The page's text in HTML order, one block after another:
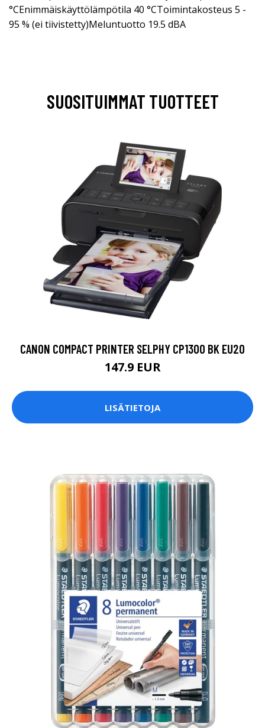
°CEnimmäiskäyttölämpötila 40 °CToimintakosteus 5 -
95 % (ei tiivistetty)Meluntuotto 19.5 dBA
SUOSITUIMMAT TUOTTEET
CANON COMPACT PRINTER SELPHY CP1300 BK EU20
147.9 EUR
LISÄTIETOJA